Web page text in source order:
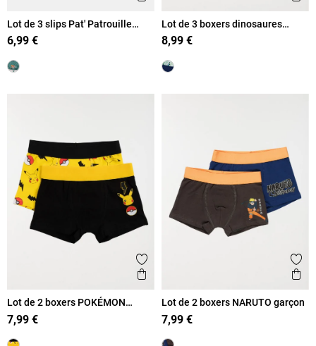
Lot de 3 slips Pat' Patrouille
garçon
6,99 €
Lot de 3 boxers dinosaures
garçon
8,99 €
Ajouter aux favoris
Aperçu rapide
Lot de 2 boxers POKÉMON
garçon
7,99 €
Lot de 2 boxers NARUTO garçon
7,99 €